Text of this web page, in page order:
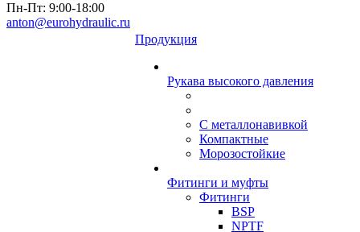
Пн-Пт: 9:00-18:00
anton@eurohydraulic.ru
Продукция
Рукава высокого давления
С металлонавивкой
Компактные
Морозостойкие
Фитинги и муфты
Фитинги
BSP
NPTF